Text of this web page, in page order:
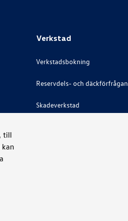
till
Verkstad
Verkstadsbokning
Reservdels- och däckförfrågan
Skadeverkstad